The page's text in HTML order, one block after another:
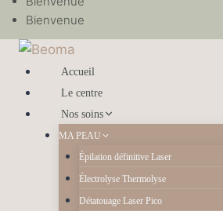
Bienvenue
Accueil
Le centre
Nos soins
MA PEAU
Épilation définitive Laser
Électrolyse Thermolyse
Détatouage Laser Pico